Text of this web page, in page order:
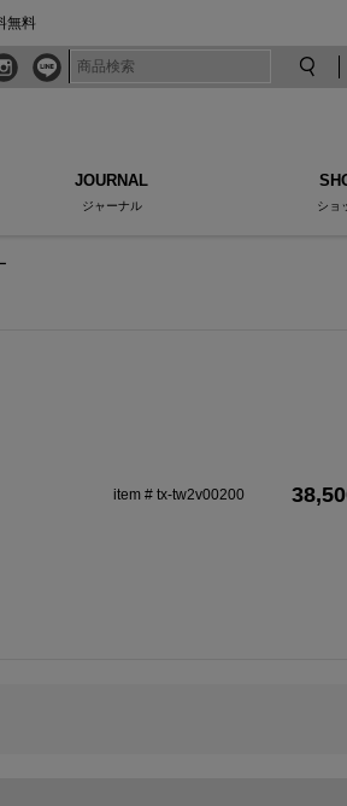
無料
JOURNAL
ジャーナル ショ
tx-tw2v00200